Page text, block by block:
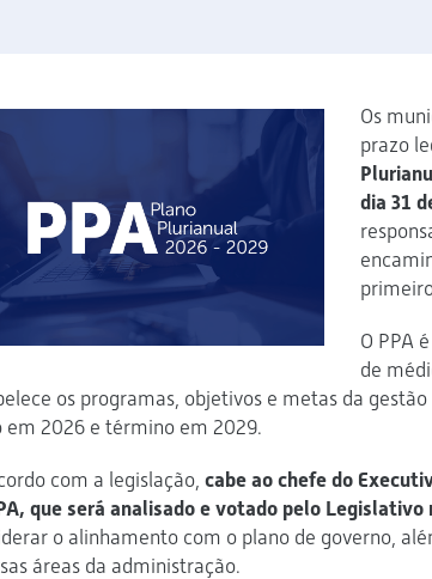
Os
prazo
dia 31
O PPA
de
os programas, objetivos e metas da
em 2026 e término em 2029.
com a legislação, cabe ao chefe do
que será analisado e votado pelo Legislativo
o alinhamento com o plano de governo,
áreas da administração.